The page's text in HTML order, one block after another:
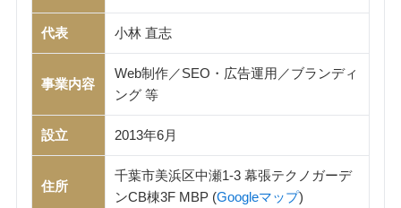
代表 小林 直志
事業内容
Web制作／SEO・広告運用／ブランディ
ング 等
設立 2013年6月
住所
千葉市美浜区中瀬1-3 幕張テクノガーデ
ンCB棟3F MBP (Googleマップ)